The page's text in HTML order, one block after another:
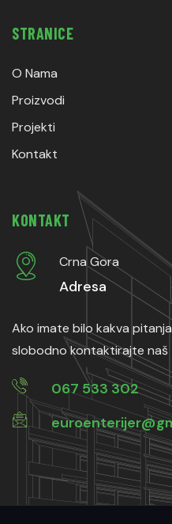
STRANICE
O Nama
Proizvodi
Projekti
Kontakt
KONTAKT
Crna Gora
Adresa
Ako imate bilo kakva
slobodno kontaktirajte naš
067 533 302